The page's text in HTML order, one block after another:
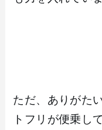
ただ、ありがた
トフリが便乗し